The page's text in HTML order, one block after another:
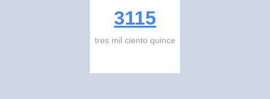
3115
tres mil ciento quince